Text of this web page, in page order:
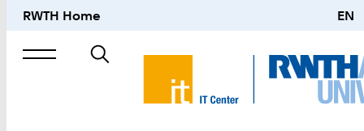
RWTH Home EN
Suche
nach